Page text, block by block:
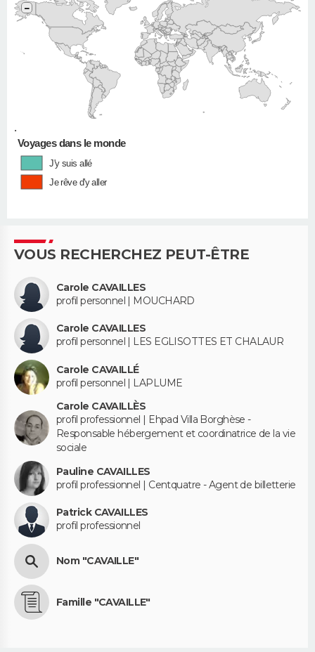
•
−
Voyages dans le monde
J'y suis allé
Je rêve d'y aller
VOUS RECHERCHEZ PEUT-ÊTRE
Carole CAVAILLES
profil personnel | MOUCHARD
Carole CAVAILLES
profil personnel | LES EGLISOTTES ET CHALAUR
Carole CAVAILLÉ
profil personnel | LAPLUME
Carole CAVAILLÈS
profil professionnel | Ehpad Villa Borghèse -
Responsable hébergement et coordinatrice de la vie
sociale
Pauline CAVAILLES
profil professionnel | Centquatre - Agent de billetterie
Patrick CAVAILLES
profil professionnel
Nom "CAVAILLE"
Famille "CAVAILLE"